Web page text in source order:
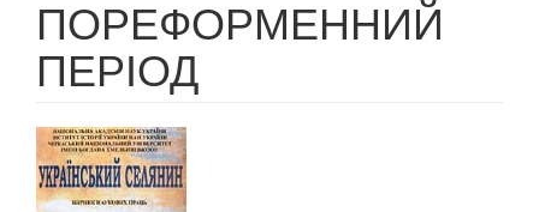
ПОРЕФОРМЕННИЙ
ПЕРІОД
Article
Sidebar